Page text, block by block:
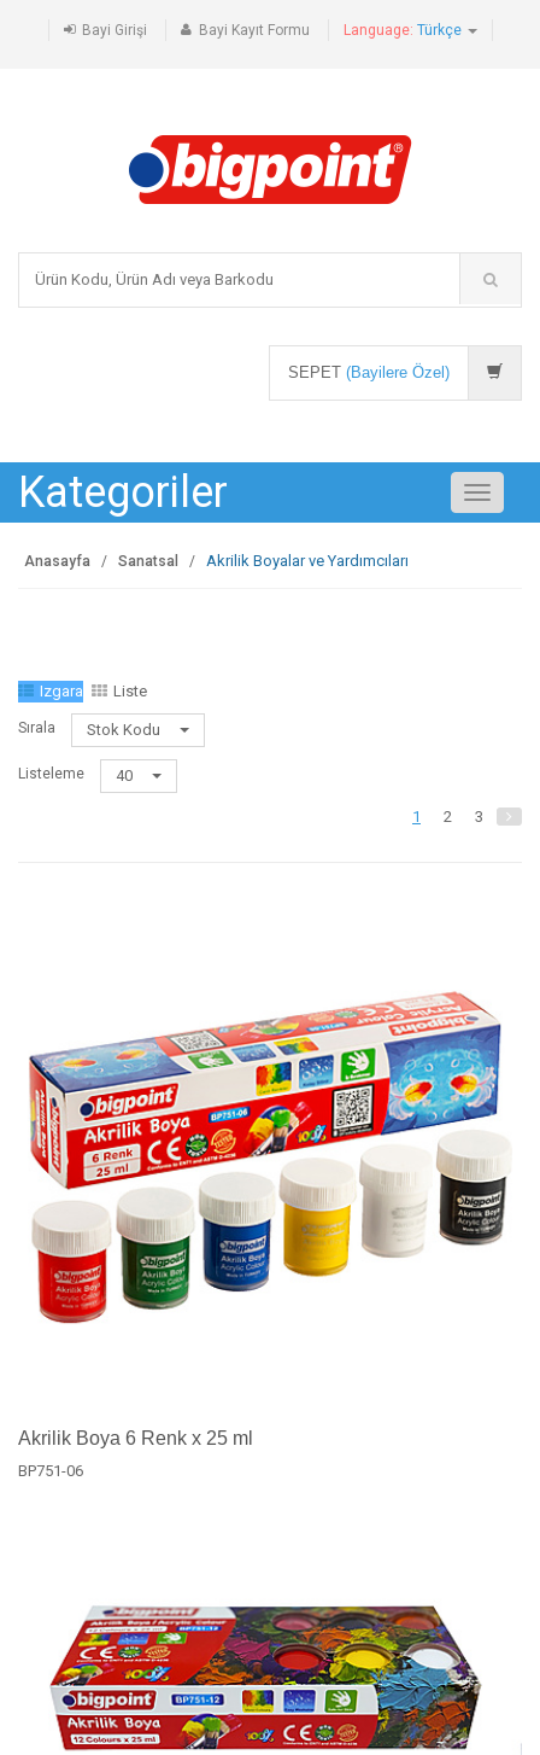
Bayi Girişi Bayi Kayıt Formu Language: Türkçe
SEPET (Bayilere Özel)
Kategoriler
Toggle
Anasayfa Sanatsal Akrilik Boyalar ve Yardımcıları
Izgara Liste
Sırala Stok Kodu
Listeleme 40
1 2 3
Akrilik Boya 6 Renk x 25 ml
BP751-06